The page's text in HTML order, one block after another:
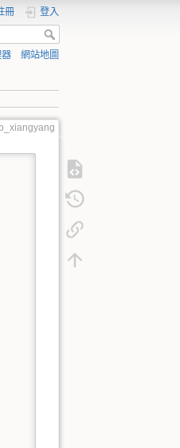
冊 登入
網站地圖